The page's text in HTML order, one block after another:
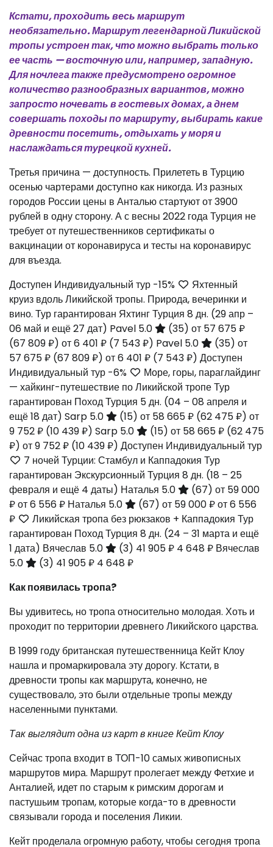
Кстати, проходить весь маршрут
необязательно. Маршрут легендарной Ликийской
тропы устроен так, что можно выбрать только
ее часть — восточную или, например, западную.
Для ночлега также предусмотрено огромное
количество разнообразных вариантов, можно
запросто ночевать в гостевых домах, а днем
совершать походы по маршруту, выбирать какие
древности посетить, отдыхать у моря и
наслаждаться турецкой кухней.
Третья причина — доступность. Прилететь в Турцию
осенью чартерами доступно как никогда. Из разных
городов России цены в Анталью стартуют от 3900
рублей в одну сторону. А с весны 2022 года Турция не
требует от путешественников сертификаты о
вакцинации от коронавируса и тесты на коронавирус
для въезда.
Доступен Индивидуальный тур -15%
Яхтенный
круиз вдоль Ликийской тропы. Природа, вечеринки и
вино. Тур гарантирован Яхтинг Турция 8 дн. (29 апр –
06 май и ещё 27 дат) Pavel 5.0 (35) от 57 675 ₽
(67 809 ₽) от 6 401 ₽ (7 543 ₽) Pavel 5.0 (35) от
57 675 ₽ (67 809 ₽) от 6 401 ₽ (7 543 ₽) Доступен
Индивидуальный тур -6%
Море, горы, параглайдинг
— хайкинг-путешествие по Ликийской тропе Тур
гарантирован Поход Турция 5 дн. (04 – 08 апреля и
ещё 18 дат) Sarp 5.0 (15) от 58 665 ₽ (62 475 ₽) от
9 752 ₽ (10 439 ₽) Sarp 5.0 (15) от 58 665 ₽ (62 475
₽) от 9 752 ₽ (10 439 ₽) Доступен Индивидуальный тур
7 ночей Турции: Стамбул и Каппадокия Тур
гарантирован Экскурсионный Турция 8 дн. (18 – 25
февраля и ещё 4 даты) Наталья 5.0 (67) от 59 000
₽от 6 556 ₽ Наталья 5.0 (67) от 59 000 ₽от 6 556
₽
Ликийская тропа без рюкзаков + Каппадокия Тур
гарантирован Поход Турция 8 дн. (24 – 31 марта и ещё
1 дата) Вячеслав 5.0 (3) 41 905 ₽ 4 648 ₽ Вячеслав
5.0
(3) 41 905 ₽ 4 648 ₽
Как появилась тропа?
Вы удивитесь, но тропа относительно молодая. Хоть и
проходит по территории древнего Ликийского царства.
В 1999 году британская путешественница Кейт Клоу
нашла и промаркировала эту дорогу. Кстати, в
древности тропы как маршрута, конечно, не
существовало, это были отдельные тропы между
населенными пунктами.
Так выглядит одна из карт в книге Кейт Клоу
Сейчас тропа входит в ТОП-10 самых живописных
маршрутов мира. Маршрут пролегает между Фетхие и
Анталией, идет по старым к римским дорогам и
пастушьим тропам, которые когда-то в древности
связывали города и поселения Ликии.
Кейт проделала огромную работу, чтобы сегодня тропа